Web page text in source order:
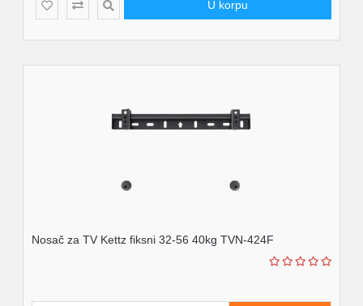
U korpu
Nosač za TV Kettz fiksni 32-56 40kg TVN-424F